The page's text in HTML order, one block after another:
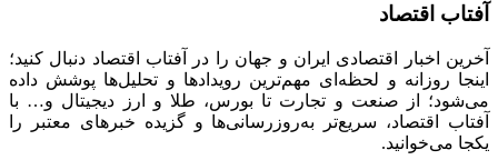
آفتاب اقتصاد
آخرین اخبار اقتصادی ایران و جهان را در آفتاب اقتصاد دنبال کنید؛
اینجا روزانه و لحظه‌ای مهم‌ترین رویدادها و تحلیل‌ها پوشش داده
می‌شود؛ از صنعت و تجارت تا بورس، طلا و ارز دیجیتال و… با
آفتاب اقتصاد، سریع‌تر به‌روزرسانی‌ها و گزیده خبرهای معتبر را
یکجا می‌خوانید.